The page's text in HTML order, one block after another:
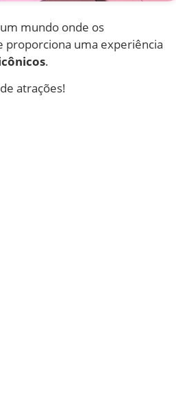
mundo onde os
proporciona uma experiência
.
atrações!